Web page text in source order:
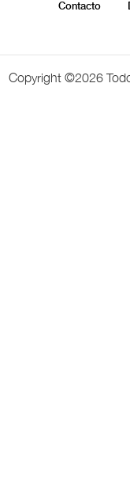
Contacto
Copyright ©2026